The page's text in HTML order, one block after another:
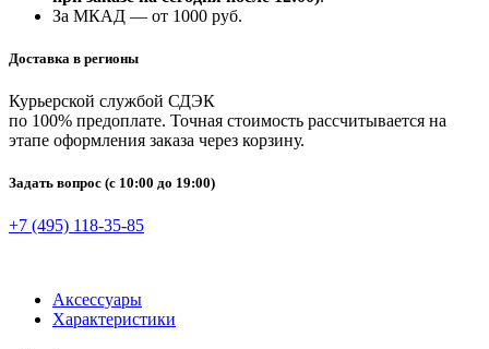
За МКАД — от 1000 руб.
Доставка в регионы
Курьерской службой СДЭК
по 100% предоплате. Точная стоимость рассчитывается на
этапе оформления заказа через корзину.
Задать вопрос (с 10:00 до 19:00)
+7 (495) 118-35-85
Аксессуары
Характеристики